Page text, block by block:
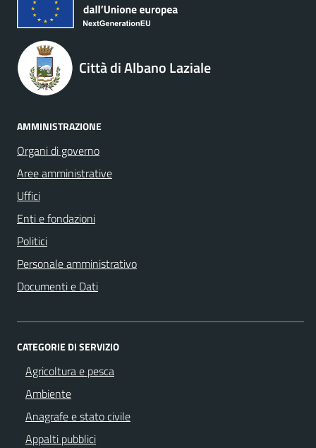
Città di Albano Laziale
AMMINISTRAZIONE
Organi di governo
Aree amministrative
Uffici
Enti e fondazioni
Politici
Personale amministrativo
Documenti e Dati
CATEGORIE DI SERVIZIO
Agricoltura e pesca
Ambiente
Anagrafe e stato civile
Appalti pubblici